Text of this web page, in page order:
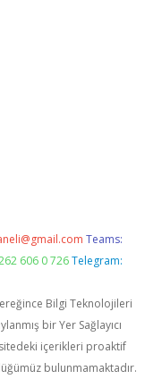
Teams:
606 0 726 Telegram:
Bilgi Teknolojileri
bir Yer Sağlayıcı
içerikleri proaktif
bulunmamaktadır.